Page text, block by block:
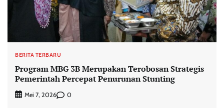
BERITA TERBARU
Program MBG 3B Merupakan Terobosan Strategis
Pemerintah Percepat Penurunan Stunting
Mei 7, 2026 0